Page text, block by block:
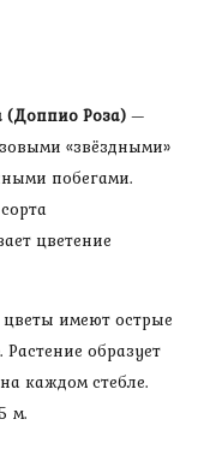
(Доппио Роза) —
«звёздными»
побегами.
цветение
имеют острые
образует
каждом стебле.
м.